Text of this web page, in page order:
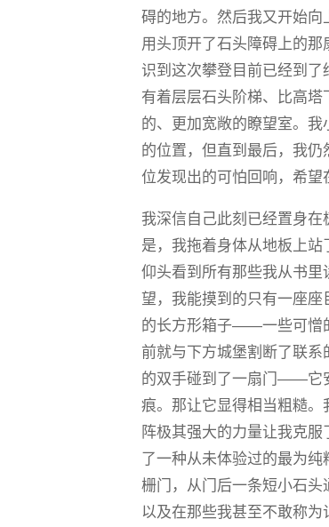
碍的地方。然后我又开始
用头顶开了石头障碍上的
识到这次攀登目前已经到
有着层层石头阶梯、比高
的、更加宽敞的瞭望室。
的位置，但直到最后，我
位发现出的可怕回响，希望
我深信自己此刻已经置身
是，我拖着身体从地板上
仰头看到所有那些我从书
望，我能摸到的只有一座
的长方形箱子——一些可憎
前就与下方城堡割断了联
的双手碰到了一扇门——它
痕。那让它显得相当粗糙
阵极其强大的力量让我克
了一种从未体验过的最为
栅门，从门后一条短小石
以及在那些我甚至不敢称为